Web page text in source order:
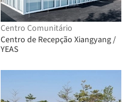
Centro Comunitário
Centro de Recepção Xiangyang /
YEAS